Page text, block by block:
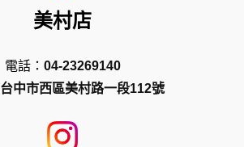
美村店
電話： 04-23269140
台中市西區美村路一段112號